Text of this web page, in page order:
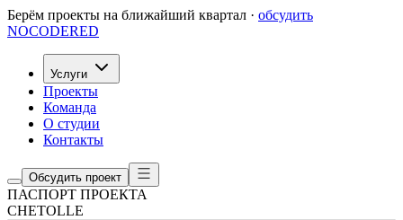
Берём проекты на ближайший квартал · обсудить
NOCODERED
Услуги
Проекты
Команда
О студии
Контакты
Обсудить проект
ПАСПОРТ ПРОЕКТА
CHETOLLE